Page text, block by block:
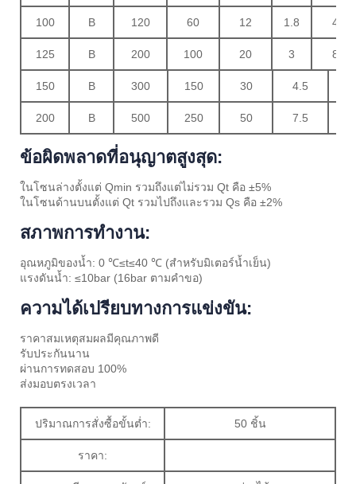
100 B 120 60 12 1.8 400
125 B 200 100 20 3 800
150 B 300 150 30 4.5
200 B 500 250 50 7.5
ข้อผิดพลาดที่อนุญาตสูงสุด:
ในโซนล่างตั้งแต่ Qmin รวมถึงแต่ไม่รวม Qt คือ ±5%
ในโซนด้านบนตั้งแต่ Qt รวมไปถึงและรวม Qs คือ ±2%
สภาพการทำงาน:
อุณหภูมิของน้ำ: 0 ℃≤t≤40 ℃ (สำหรับมิเตอร์น้ำเย็น)
แรงดันน้ำ: ≤10bar (16bar ตามคำขอ)
ความได้เปรียบทางการแข่งขัน:
ราคาสมเหตุสมผลมีคุณภาพดี
รับประกันนาน
ผ่านการทดสอบ 100%
ส่งมอบตรงเวลา
ปริมาณการสั่งซื้อขั้นต่ำ: 50 ชิ้น
ราคา: